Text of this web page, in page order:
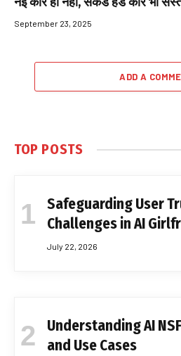
September 23, 2025
ADD A
TOP POSTS
Safeguarding User
Challenges in AI
July 22, 2026
Understanding AI
and Use Cases